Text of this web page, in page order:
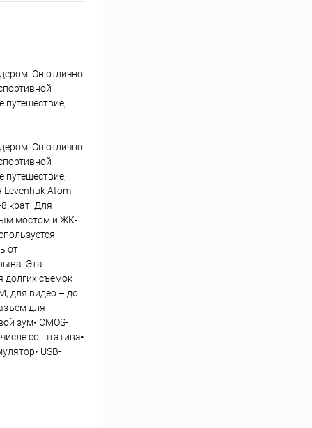
Он отлично
путешествие,
Он отлично
путешествие,
Atom
крат. Для
мостом и ЖК-
от
Эта
долгих съемок
для видео – до
для
зум• CMOS-
со штатива•
USB-